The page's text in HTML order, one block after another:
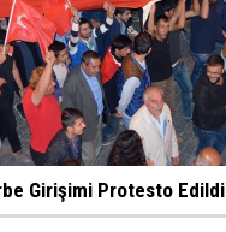
Girişimi Protesto Edildi